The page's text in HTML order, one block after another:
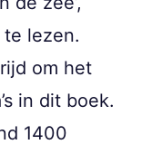
te lezen.
om het
in dit boek.
1400